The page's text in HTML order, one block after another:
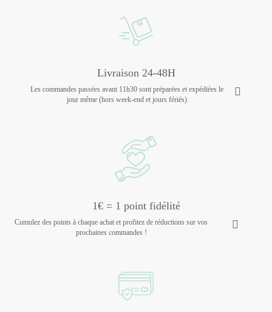
Livraison 24-48H
Les commandes passées avant 11h30 sont préparées et expédiées le
jour même (hors week-end et jours fériés)
1€ = 1 point fidélité
Cumulez des points à chaque achat et profitez de réductions sur vos
prochaines commandes !